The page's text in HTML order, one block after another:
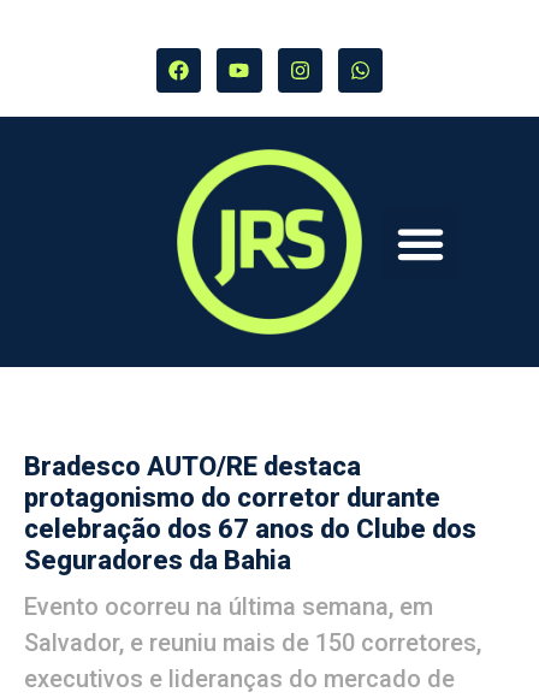
Bradesco AUTO/RE destaca
protagonismo do corretor durante
celebração dos 67 anos do Clube dos
Seguradores da Bahia
Evento ocorreu na última semana, em
Salvador, e reuniu mais de 150 corretores,
executivos e lideranças do mercado de